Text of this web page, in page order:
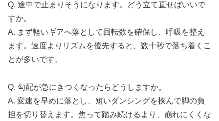
Q. 途中で止まりそうになります。どう立て直せばいいで
すか。
A. まず軽いギアへ落として回転数を確保し、呼吸を整え
ます。速度よりリズムを優先すると、数十秒で落ち着くこ
とが多いです。
Q. 勾配が急にきつくなったらどうしますか。
A. 変速を早めに落とし、短いダンシングを挟んで脚の負
担を切り替えます。焦って踏み続けるより、崩れにくくな